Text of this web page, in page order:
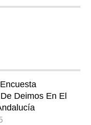
Deimos En El